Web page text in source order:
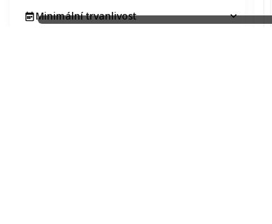
Minimální trvanlivost